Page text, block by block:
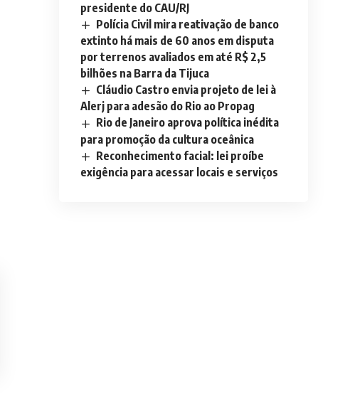
presidente do CAU/RJ
Polícia Civil mira reativação de banco
extinto há mais de 60 anos em disputa
por terrenos avaliados em até R$ 2,5
bilhões na Barra da Tijuca
Cláudio Castro envia projeto de lei à
Alerj para adesão do Rio ao Propag
Rio de Janeiro aprova política inédita
para promoção da cultura oceânica
Reconhecimento facial: lei proíbe
exigência para acessar locais e serviços